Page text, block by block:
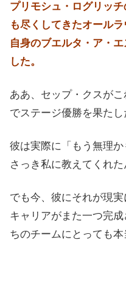
プリモシュ・ログリッ
も尽くしてきたオール
自身のブエルタ・ア・
した。
ああ、セップ・クスが
でステージ優勝を果たし
彼は実際に「もう無理
さっき私に教えてくれた
でも今、彼にそれが現
キャリアがまた一つ完
ちのチームにとっても本